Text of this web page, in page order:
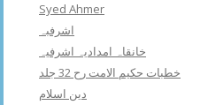
Syed Ahmer
اشرفبہ
خانقاہ امدادیہ اشرفیہ
خطبات حکیم الامت رح 32 جلد
دین اسلام